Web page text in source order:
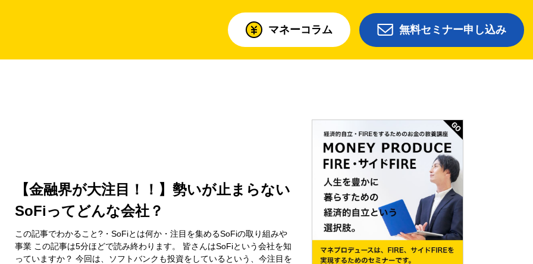
マネーコラム 無料セミナー申し込み
【金融界が大注目！！】勢いが止まらない
SoFiってどんな会社？
この記事でわかること?・SoFiとは何か・注目を集めるSoFiの取り組みや
事業 この記事は5分ほどで読み終わります。 皆さんはSoFiという会社を知
っていますか？ 今回は、ソフトバンクも投資をしているという、今注目を